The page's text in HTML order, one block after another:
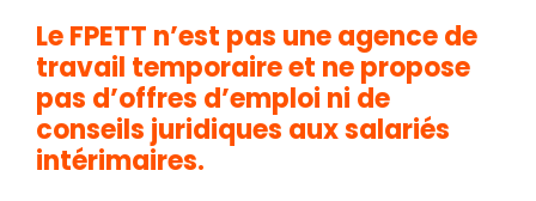
Le FPETT n’est pas une agence de
travail temporaire et ne propose
pas d’offres d’emploi ni de
conseils juridiques aux salariés
intérimaires.